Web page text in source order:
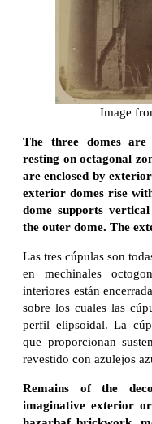
Image
The three domes
resting on octagonal
are enclosed by
exterior domes rise
dome supports
the outer dome. The
Las tres cúpulas son
en mechinales
interiores están
sobre los cuales las
perfil elipsoidal. La
que proporcionan
revestido con azulejos
Remains of the
imaginative exterior